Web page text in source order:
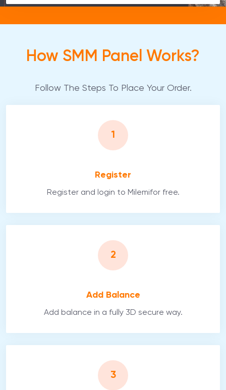
How SMM Panel Works?
Follow The Steps To Place Your Order.
1
Register
Register and login to Milemifor free.
2
Add Balance
Add balance in a fully 3D secure way.
3